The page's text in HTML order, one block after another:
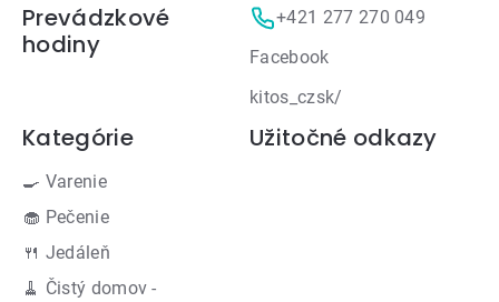
Prevádzkové
hodiny
+421 277 270 049
Facebook
kitos_czsk/
Kategórie
🍳 Varenie
🧁 Pečenie
🍴 Jedáleň
🧹 Čistý domov -
Užitočné odkazy